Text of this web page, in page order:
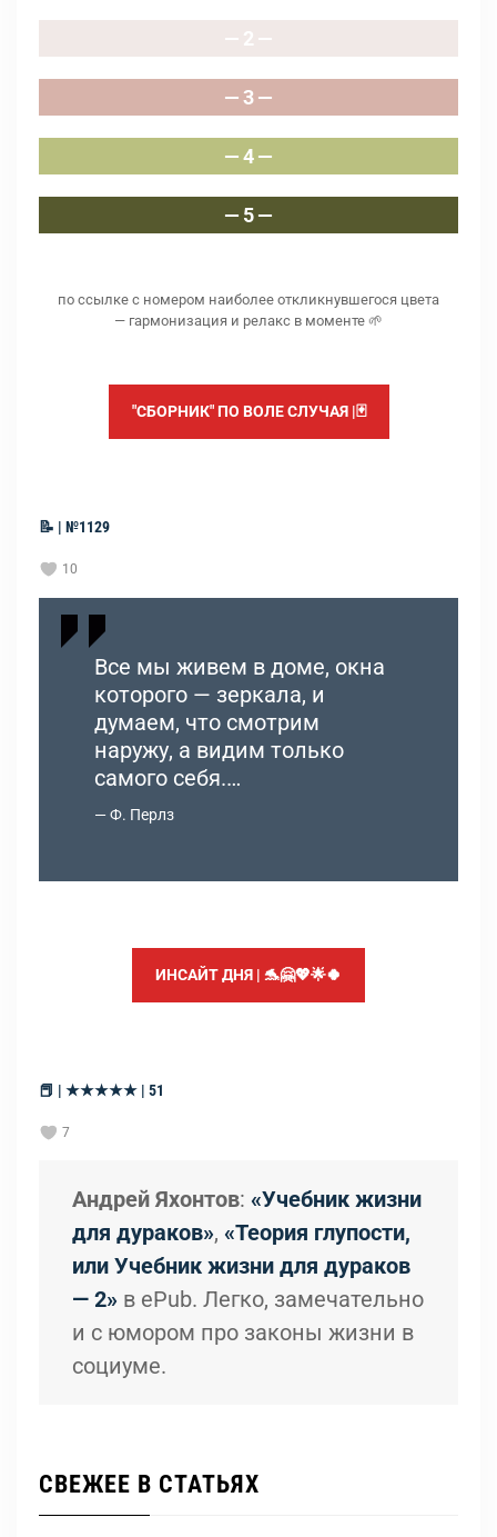
— 2 —
— 3 —
— 4 —
— 5 —
по ссылке с номером наиболее откликнувшегося цвета
— гармонизация и релакс в моменте 🌱
"СБОРНИК" ПО ВОЛЕ СЛУЧАЯ |🃏
📝 | №1129
10
Все мы живем в доме, окна
которого — зеркала, и
думаем, что смотрим
наружу, а видим только
самого себя.…
Ф. Перлз
ИНСАЙТ ДНЯ | 🐬🤗💖🌟🍀
📕 | ★★★★★ | 51
7
Андрей Яхонтов: «Учебник жизни
для дураков», «Теория глупости,
или Учебник жизни для дураков
— 2» в ePub. Легко, замечательно
и с юмором про законы жизни в
социуме.
СВЕЖЕЕ В СТАТЬЯХ